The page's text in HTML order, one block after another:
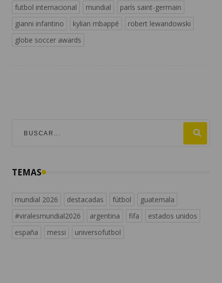
futbol internacional
mundial
parís saint-germain
gianni infantino
kylian mbappé
robert lewandowski
globe soccer awards
TEMAS
mundial 2026 destacadas fútbol
guatemala
#viralesmundial2026
argentina fifa
estados unidos
españa
messi universofutbol